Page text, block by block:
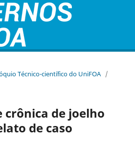
Técnico-científico do UniFOA /
de joelho
de caso